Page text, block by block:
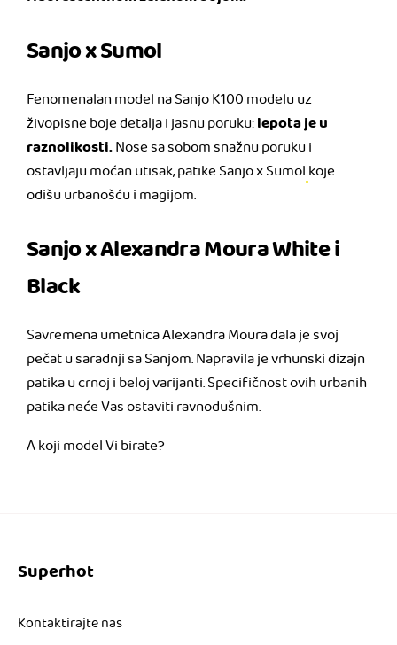
Sanjo x Sumol
Fenomenalan model na Sanjo K100 modelu uz
živopisne boje detalja i jasnu poruku:lepota je u
raznolikosti.Nose sa sobom snažnu poruku i
ostavljaju moćan utisak, patike Sanjo x Sumol koje
odišu urbanošću i magijom.
Sanjo x Alexandra Moura White i
Black
Savremena umetnica Alexandra Moura dala je svoj
pečat u saradnji sa Sanjom. Napravila je vrhunski dizajn
patika u crnoj i beloj varijanti. Specifičnost ovih urbanih
patika neće Vas ostaviti ravnodušnim.
A koji model Vi birate?
Superhot
Kontaktirajte nas